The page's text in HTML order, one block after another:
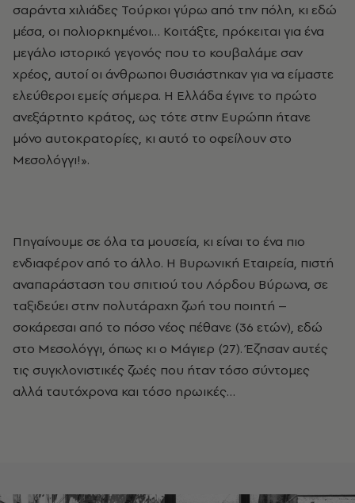
σαράντα χιλιάδες Τούρκοι γύρω από την πόλη, κι εδώ
μέσα, οι πολιορκημένοι… Κοιτάξτε, πρόκειται για ένα
μεγάλο ιστορικό γεγονός που το κουβαλάμε σαν
χρέος, αυτοί οι άνθρωποι θυσιάστηκαν για να είμαστε
ελεύθεροι εμείς σήμερα. Η Ελλάδα έγινε το πρώτο
ανεξάρτητο κράτος, ως τότε στην Ευρώπη ήτανε
μόνο αυτοκρατορίες, κι αυτό το οφείλουν στο
Μεσολόγγι!».
Πηγαίνουμε σε όλα τα μουσεία, κι είναι το ένα πιο
ενδιαφέρον από το άλλο. Η Βυρωνική Εταιρεία, πιστή
αναπαράσταση του σπιτιού του Λόρδου Βύρωνα, σε
ταξιδεύει στην πολυτάραχη ζωή του ποιητή –
σοκάρεσαι από το πόσο νέος πέθανε (36 ετών), εδώ
στο Μεσολόγγι, όπως κι ο Μάγιερ (27). Έζησαν αυτές
τις συγκλονιστικές ζωές που ήταν τόσο σύντομες
αλλά ταυτόχρονα και τόσο ηρωικές…